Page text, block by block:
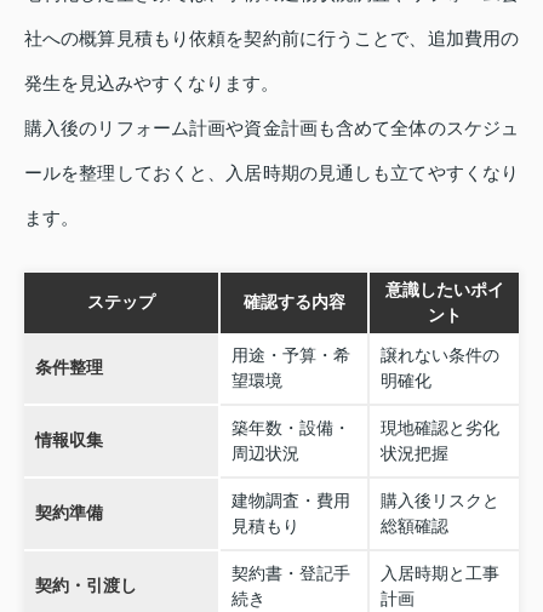
社への概算見積もり依頼を契約前に行うことで、追加費用の
発生を見込みやすくなります。
購入後のリフォーム計画や資金計画も含めて全体のスケジュ
ールを整理しておくと、入居時期の見通しも立てやすくなり
ます。
ステップ 確認する内容
意識したいポイ
ント
条件整理
用途・予算・希
望環境
譲れない条件の
明確化
情報収集
築年数・設備・
周辺状況
現地確認と劣化
状況把握
契約準備
建物調査・費用
見積もり
購入後リスクと
総額確認
契約・引渡し
契約書・登記手
続き
入居時期と工事
計画